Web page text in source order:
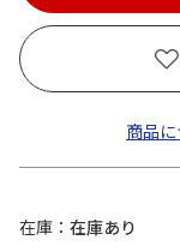
商品
在庫
在庫あり